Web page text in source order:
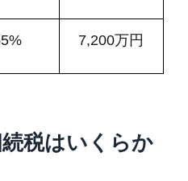
7,200万円
税はいくらか